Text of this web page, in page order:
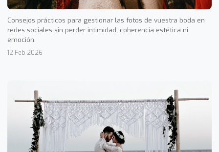
Consejos prácticos para gestionar las fotos de vuestra boda en
redes sociales sin perder intimidad, coherencia estética ni
emoción.
12 Feb 2026